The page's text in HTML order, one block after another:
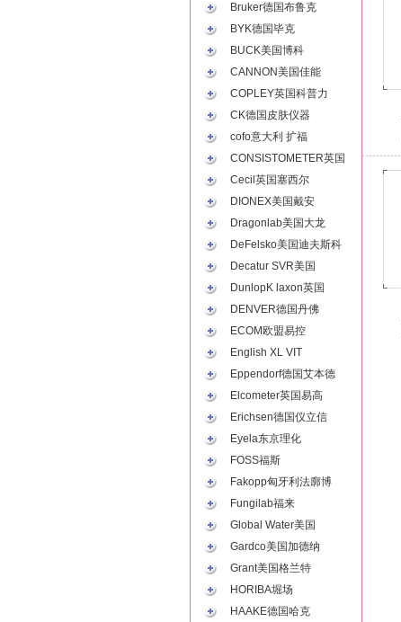
Bruker德国布鲁克
BYK德国毕克
BUCK美国博科
CANNON美国佳能
COPLEY英国科普力
CK德国皮肤仪器
cofo意大利 扩福
CONSISTOMETER英国
Cecil英国塞西尔
DIONEX美国戴安
Dragonlab美国大龙
DeFelsko美国迪夫斯科
Decatur SVR美国
DunlopK laxon英国
DENVER德国丹佛
ECOM欧盟易控
English XL VIT
Eppendorf德国艾本德
Elcometer英国易高
Erichsen德国仪立信
Eyela东京理化
FOSS福斯
Fakopp匈牙利法廓博
Fungilab福来
Global Water美国
Gardco美国加德纳
Grant美国格兰特
HORIBA堀场
HAAKE德国哈克